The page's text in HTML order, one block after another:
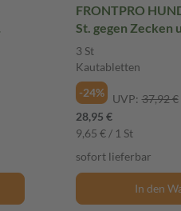
FRONTPRO
St. gegen Zecken
Hunde (2-4kg)
3 St
Kautabletten
-24%
UVP: 37,92 €
28,95 €
9,65 € / 1 St
sofort lieferbar
In den